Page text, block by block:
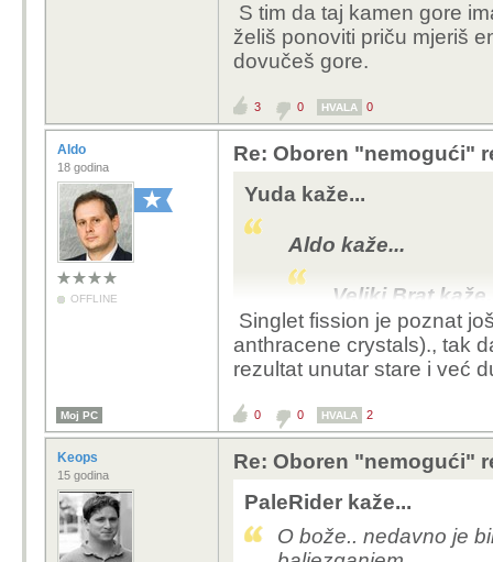
oslobođenoj početnim fotonskim
Zato se to sve skupa i zove
S tim da taj kamen gore
želiš ponoviti priču mjeriš
dovučeš gore.
3 0 HVALA 0
Aldo
18 godina
OFFLINE
Re: Oboren "nemogući"
Yuda kaže...
Aldo kaže...
Veliki Brat
Tko puši ove
StručLJaci i
Ti i ovih par iznad tebe očigledno
Singlet fission je poznat
anthracene crystals)., tak
rezultat unutar stare i već
Moj PC 0 0 HVALA 2
Keops
15 godina
Re: Oboren "nemogući"
PaleRider kaže...
O bože.. nedavno je